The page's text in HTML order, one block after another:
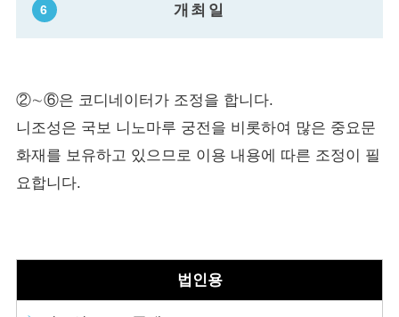
개최일
②∼⑥은 코디네이터가 조정을 합니다.
니조성은 국보 니노마루 궁전을 비롯하여 많은 중요문
화재를 보유하고 있으므로 이용 내용에 따른 조정이 필
요합니다.
법인용